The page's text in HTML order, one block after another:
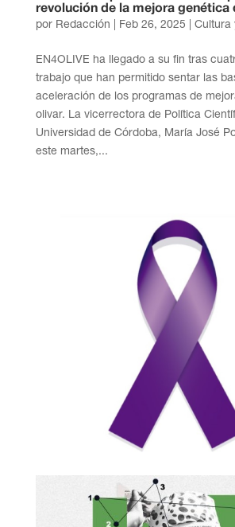
revolución de la mejora genética
por Redacción Feb 26, 2025 Cultura
EN4OLIVE ha llegado a su fin tras
trabajo que han permitido sentar las
aceleración de los programas de
olivar. La vicerrectora de Política
Universidad de Córdoba, María José
este martes,...